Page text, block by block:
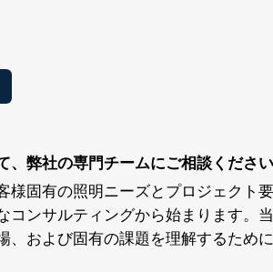
、弊社の専門チームにご相談ください
様固有の照明ニーズとプロジェクト
コンサルティングから始まります。
、および固有の課題を理解するため